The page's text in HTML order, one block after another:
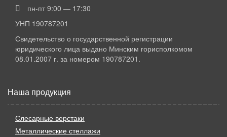
пн-пт 9:00 — 17:30
УНП 190787201
Свидетельство о государственной регистрации
юридического лица выдано Минским горисполкомом
08.01.2007 г. за номером 190787201.
Наша продукция
Слесарные верстаки
Металлические стеллажи